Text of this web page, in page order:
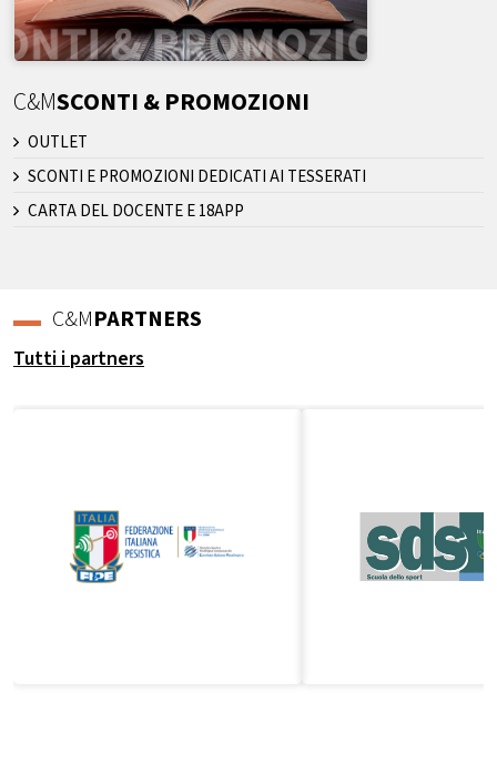
C&MSCONTI & PROMOZIONI
OUTLET
SCONTI E PROMOZIONI DEDICATI AI TESSERATI
CARTA DEL DOCENTE E 18APP
C&MPARTNERS
Tutti i partners